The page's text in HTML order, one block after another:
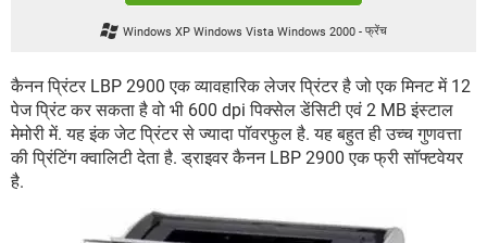
Windows XP Windows Vista Windows 2000 - फ्रेंच
कैनन प्रिंटर LBP 2900 एक व्यावहारिक लेजर प्रिंटर है जो एक मिनट में 12
पेज प्रिंट कर सकता है वो भी 600 dpi पिक्सेल डेंसिटी एवं 2 MB इंस्टाल
मेमोरी में. यह इंक जेट प्रिंटर से ज्यादा पॉवरफुल है. यह बहुत ही उच्च गुणवत्ता
की प्रिंटिंग क्वालिटी देता है. ड्राइवर कैनन LBP 2900 एक फ्री सॉफ्टवेयर
है.